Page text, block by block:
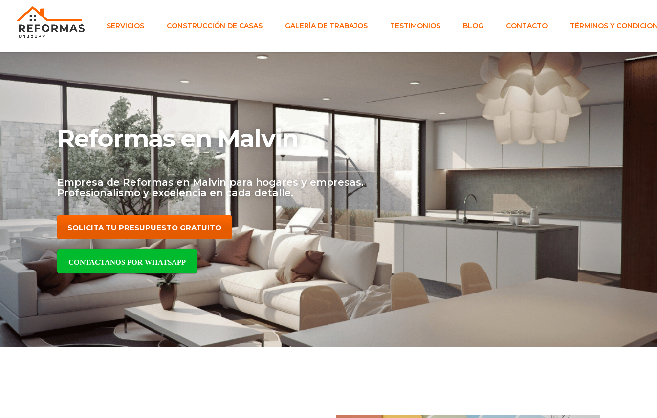
SERVICIOS CONSTRUCCIÓN DE CASAS GALERÍA DE TRABAJOS TESTIMONIOS BLOG CONTACTO TÉRMINOS Y
Reformas en Malvin
Empresa de Reformas en Malvin para hogares y empresas.
Profesionalismo y excelencia en cada detalle.
SOLICITA TU PRESUPUESTO GRATUITO
CONTACTANOS POR WHATSAPP